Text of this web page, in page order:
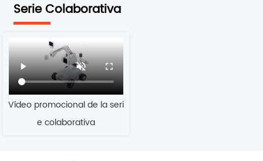
Serie Colaborativa
Vídeo promocional de la seri
e colaborativa